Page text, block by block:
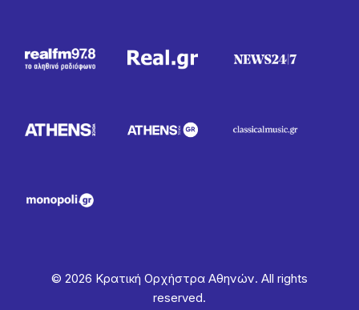
© 2026 Κρατική Ορχήστρα Αθηνών. All rights
reserved.